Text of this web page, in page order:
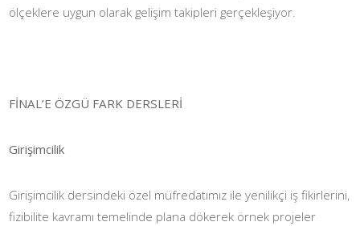
ölçeklere uygun olarak gelişim takipleri gerçekleşiyor.
FİNAL’E ÖZGÜ FARK DERSLERİ
Girişimcilik
Girişimcilik dersindeki özel müfredatımız ile yenilikçi iş fikirlerini,
fizibilite kavramı temelinde plana dökerek örnek projeler